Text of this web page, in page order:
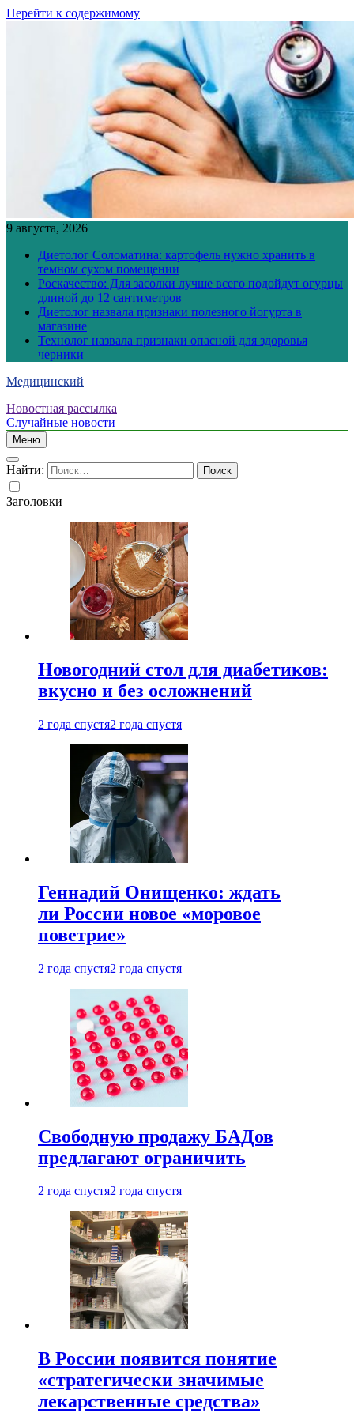
Перейти к содержимому
9 августа, 2026
Диетолог Соломатина: картофель нужно хранить в
темном сухом помещении
Роскачество: Для засолки лучше всего подойдут огурцы
длиной до 12 сантиметров
Диетолог назвала признаки полезного йогурта в
магазине
Технолог назвала признаки опасной для здоровья
черники
Медицинский
Новостная рассылка
Случайные новости
Меню
Найти:
Заголовки
Новогодний стол для диабетиков:
вкусно и без осложнений
2 года спустя2 года спустя
Геннадий Онищенко: ждать
ли России новое «моровое
поветрие»
2 года спустя2 года спустя
Свободную продажу БАДов
предлагают ограничить
2 года спустя2 года спустя
В России появится понятие
«стратегически значимые
лекарственные средства»